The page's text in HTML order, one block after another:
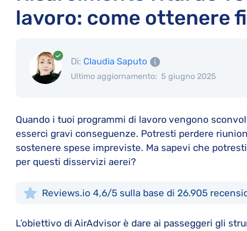
lavoro: come ottenere
Di: Claudia Saputo
Ultimo aggiornamento: 5 giugno 2025
Quando i tuoi programmi di lavoro vengono
esserci gravi conseguenze. Potresti perdere
sostenere spese impreviste. Ma sapevi che
per questi disservizi aerei?
Reviews.io 4,6/5 sulla base di 26.905
L’obiettivo di AirAdvisor è dare ai passeggeri gli